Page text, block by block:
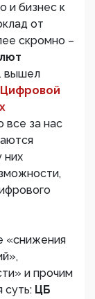
и бизнес к
от
скромно –
вышел
все за нас
них
«снижения
и прочим
суть: ЦБ